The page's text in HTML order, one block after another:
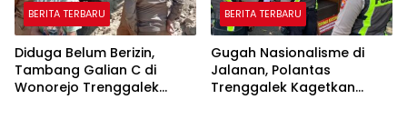
BERITA TERBARU
Diduga Belum Berizin,
Tambang Galian C di
Wonorejo Trenggalek
BERITA TERBARU
Gugah Nasionalisme di
Jalanan, Polantas
Trenggalek Kagetkan